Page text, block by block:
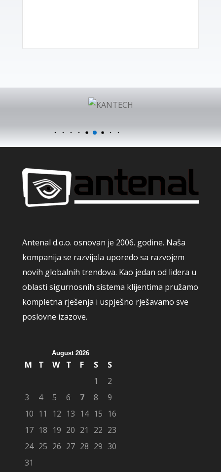
Antenal d.o.o. osnovan je 2006. godine. Naša
kompanija se razvijala uporedo sa razvojem
novih globalnih trendova. Kao jedan od lidera u
oblasti sigurnosnih sistema klijentima pružamo
kompletna rješenja i uspješno rješavamo sve
poslovne izazove.
August 2026
M T W T F S
S
1
2
3
4 5 6 7 8
9
10 11 12 13 14 15 16
17 18 19 20 21 22 23
24 25 26 27 28 29 30
31